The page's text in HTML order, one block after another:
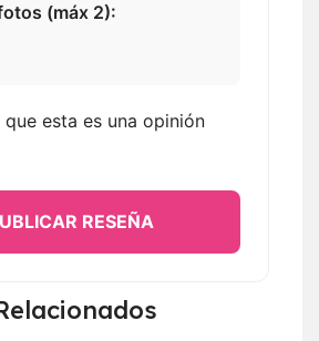
(máx 2):
esta es una opinión
RESEÑA